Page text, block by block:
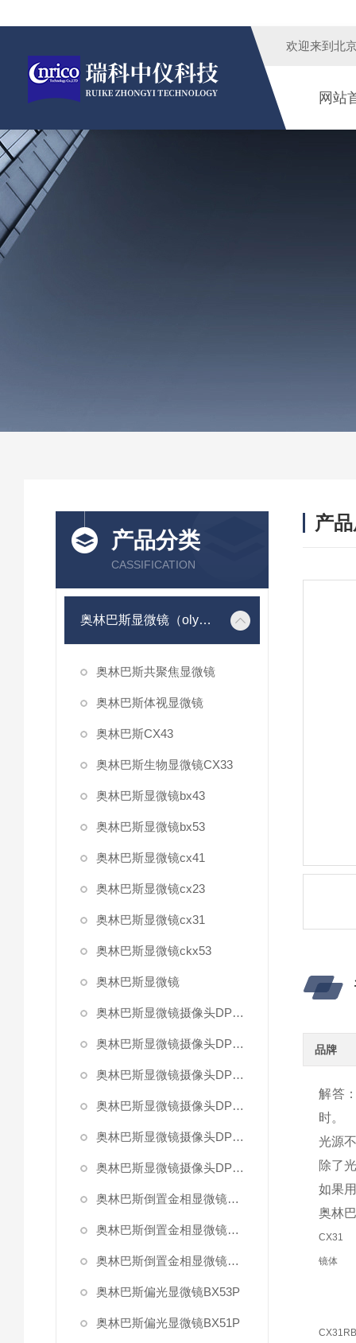
欢迎来到 北
网站
产品分类
CASSIFICATION
奥林巴斯显微镜（olympus）
奥林巴斯共聚焦显微镜
奥林巴斯体视显微镜
奥林巴斯CX43
奥林巴斯生物显微镜CX33
奥林巴斯显微镜bx43
奥林巴斯显微镜bx53
奥林巴斯显微镜cx41
奥林巴斯显微镜cx23
奥林巴斯显微镜cx31
奥林巴斯显微镜ckx53
奥林巴斯显微镜
奥林巴斯显微镜摄像头DP27
奥林巴斯显微镜摄像头DP22
奥林巴斯显微镜摄像头DP80
奥林巴斯显微镜摄像头DP73
奥林巴斯显微镜摄像头DP26
奥林巴斯显微镜摄像头DP21
奥林巴斯倒置金相显微镜GX71
奥林巴斯倒置金相显微镜GX51
奥林巴斯倒置金相显微镜GX41
奥林巴斯偏光显微镜BX53P
奥林巴斯偏光显微镜BX51P
产
品牌
解答
时。
光源
除了
如果
奥林
CX31
镜体